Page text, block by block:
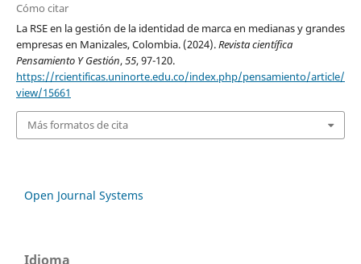
Cómo citar
La RSE en la gestión de la identidad de marca en medianas y grandes
empresas en Manizales, Colombia. (2024).Revista científica
Pensamiento Y Gestión,55, 97-120.
https://rcientificas.uninorte.edu.co/index.php/pensamiento/article/
view/15661
Más formatos de cita
Open Journal Systems
Idioma